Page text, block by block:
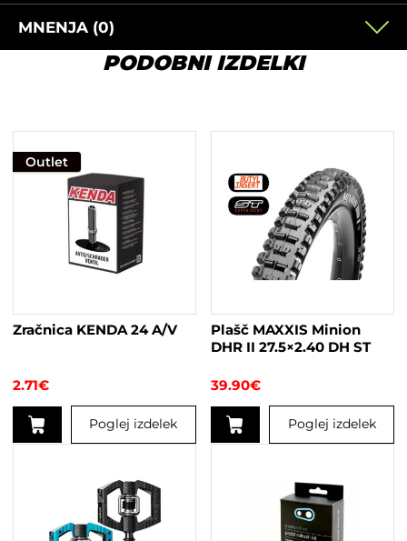
MNENJA (0)
PODOBNI IZDELKI
Outlet
Zračnica KENDA 24 A/V
2.71€
Poglej izdelek
Plašč MAXXIS Minion
DHR II 27.5×2.40 DH ST
39.90€
Poglej izdelek